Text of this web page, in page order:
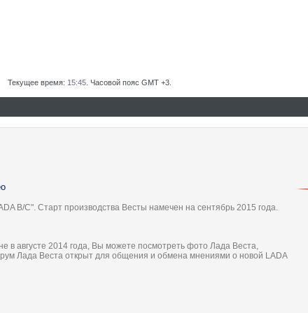
Текущее время: 15:45 . Часовой пояс GMT +3.
B/C". Старт производства Весты намечен на сентябрь 2015 года.
в августе 2014 года, Вы можете посмотреть фото Лада Веста,
Лада Веста открыт для общения и обмена мнениями о новой LADA